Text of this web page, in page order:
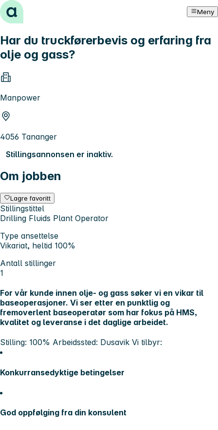
Hopp til innhold Meny
Har du truckførerbevis og erfaring fra
olje og gass?
Manpower
4056 Tananger
Stillingsannonsen er inaktiv.
Om jobben
Lagre favoritt
Stillingstittel
Drilling Fluids Plant Operator
Type ansettelse
Vikariat, heltid 100%
Antall stillinger
1
For vår kunde innen olje- og gass søker vi en vikar til
baseoperasjoner. Vi ser etter en punktlig og
fremoverlent baseoperatør som har fokus på HMS,
kvalitet og leveranse i det daglige arbeidet.
Stilling: 100% Arbeidssted: Dusavik Vi tilbyr:
Konkurransedyktige betingelser
God oppfølging fra din konsulent